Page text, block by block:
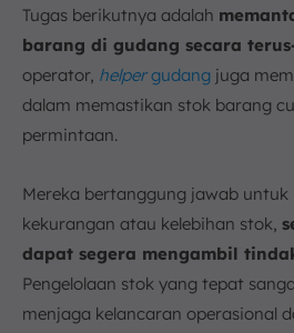
Tugas berikutnya adalah
barang di gudang secara
operator, helpergudang juga
dalam memastikan stok barang
permintaan.
Mereka bertanggung jawab
kekurangan atau kelebihan stok,
dapat segera mengambil
Pengelolaan stok yang tepat
menjaga kelancaran operasional